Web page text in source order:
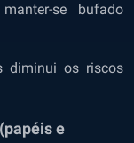
se bufado
diminui os riscos
e